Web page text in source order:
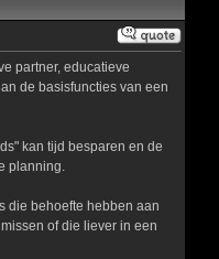
partner, educatieve
de basisfuncties van een
kan tijd besparen en de
planning.
die behoefte hebben aan
of die liever in een